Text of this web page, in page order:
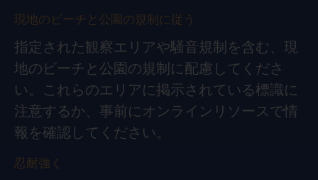
現地のビーチと公園の規制に従う
指定された観察エリアや騒音規制を含む、現
地のビーチと公園の規制に配慮してくださ
い。これらのエリアに掲示されている標識に
注意するか、事前にオンラインリソースで情
報を確認してください。
忍耐強く